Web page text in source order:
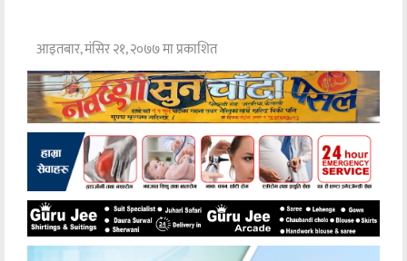
आइतबार, मंसिर २१, २०७७ मा प्रकाशित